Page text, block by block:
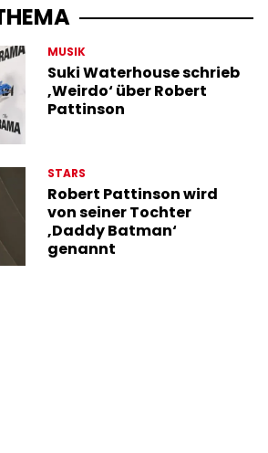
MUSIK
Suki Waterhouse schrieb
‚Weirdo‘ über Robert
Pattinson
STARS
Robert Pattinson wird
von seiner Tochter
‚Daddy Batman‘
genannt